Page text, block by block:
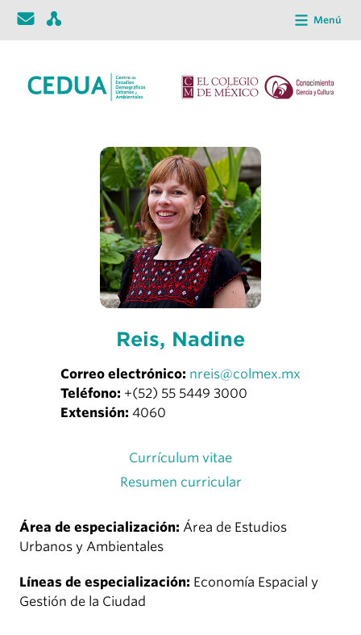
Menú
Reis, Nadine
Correo electrónico: nreis@colmex.mx
Teléfono: +(52) 55 5449 3000
Extensión: 4060
Currículum vitae
Resumen curricular
Área de especialización: Área de Estudios
Urbanos y Ambientales
Líneas de especialización: Economía Espacial y
Gestión de la Ciudad